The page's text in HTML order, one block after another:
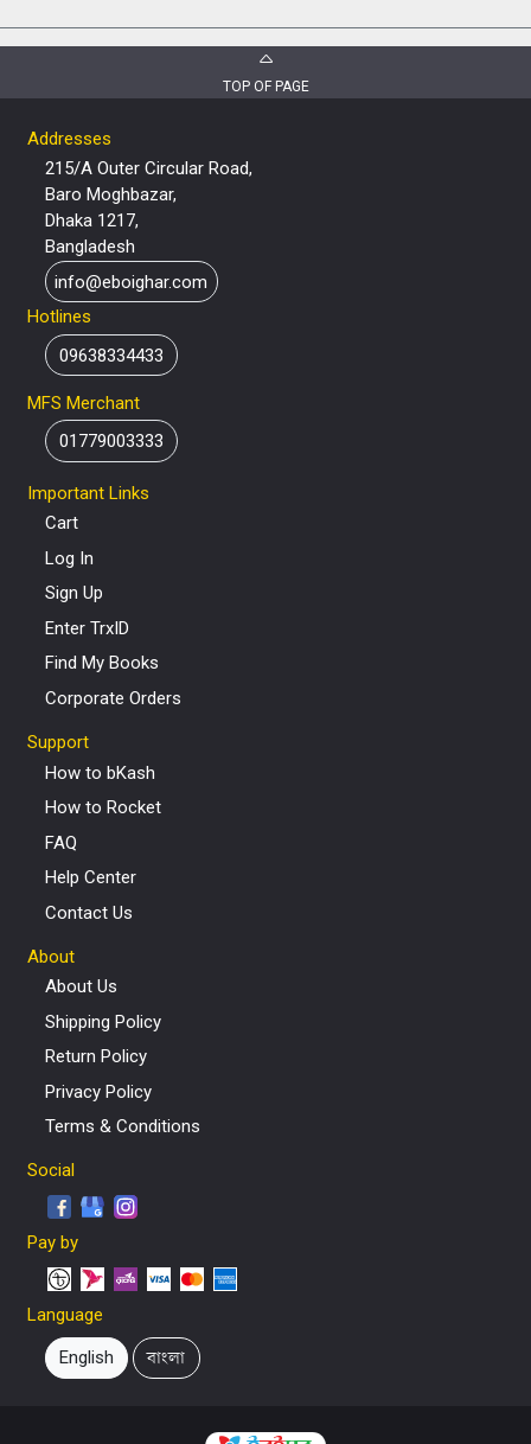
TOP OF PAGE
Addresses
215/A Outer Circular Road,
Baro Moghbazar,
Dhaka 1217,
Bangladesh
info@eboighar.com
Hotlines
09638334433
MFS Merchant
01779003333
Important Links
Cart
Log In
Sign Up
Enter TrxID
Find My Books
Corporate Orders
Support
How to bKash
How to Rocket
FAQ
Help Center
Contact Us
About
About Us
Shipping Policy
Return Policy
Privacy Policy
Terms & Conditions
Social
Pay by
Language
English বাংলা